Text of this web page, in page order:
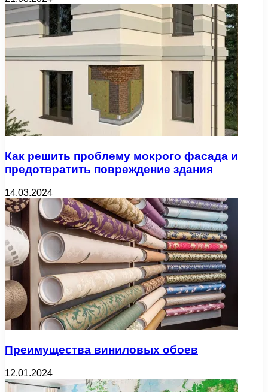
Как решить проблему мокрого фасада и
предотвратить повреждение здания
14.03.2024
Преимущества виниловых обоев
12.01.2024